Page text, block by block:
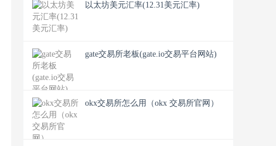
以太坊美元汇率(12.31美元汇率)
gate交易所老板(gate.io交易平台网站)
okx交易所怎么用（okx 交易所官网）